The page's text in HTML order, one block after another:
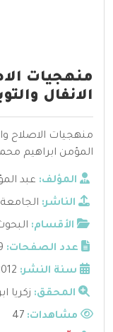
منهجيات
الانفال
منهجيات الاصلاح
المؤمن ابراهيم
المؤلف: عبد
الناشر:
الأقسام:
عدد الصفحات:
سنة النشر:
المحقق: زكريا
مشاهدات: